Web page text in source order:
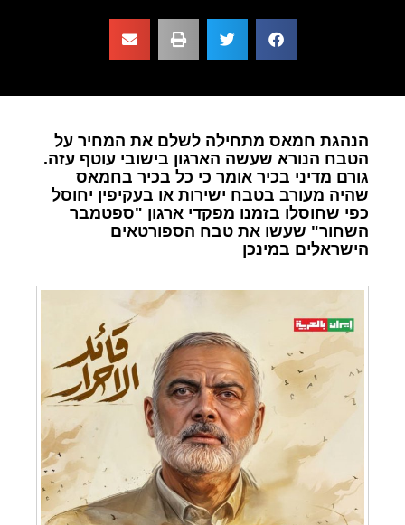
הנהגת חמאס מתחילה לשלם את המחיר על
הטבח הנורא שעשה הארגון בישובי עוטף עזה.
גורם מדיני בכיר אומר כי כל בכיר בחמאס
שהיה מעורב בטבח ישירות או בעקיפין יחוסל
כפי שחוסלו בזמנו מפקדי ארגון "ספטמבר
השחור" שעשו את טבח הספורטאים
הישראלים במינכן